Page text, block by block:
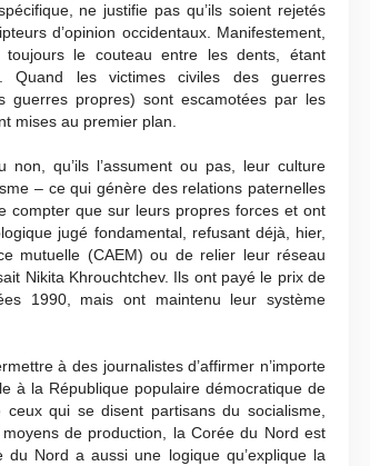
ne justifie pas qu’ils soient rejetés
d’opinion occidentaux. Manifestement,
le couteau entre les dents, étant
Quand les victimes civiles des guerres
guerres propres) sont escamotées par les
mises au premier plan.
non, qu’ils l’assument ou pas, leur culture
– ce qui génère des relations paternelles
compter que sur leurs propres forces et ont
jugé fondamental, refusant déjà, hier,
mutuelle (CAEM) ou de relier leur réseau
Nikita Khrouchtchev. Ils ont payé le prix de
1990, mais ont maintenu leur système
à des journalistes d’affirmer n’importe
à la République populaire démocratique de
qui se disent partisans du socialisme,
de production, la Corée du Nord est
Nord a aussi une logique qu’explique la